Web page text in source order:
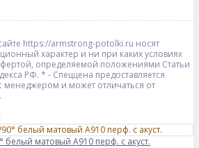
https://armstrong-potolki.ru носят
характер и ни при каких условиях
определяемой положениями Статьи
РФ. * - Спеццена предоставляется
менеджером и может отличаться от
белый матовый А910 перф. с акуст.